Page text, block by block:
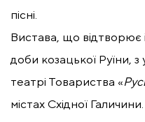
пісні.
Вистава, що відтворює
доби козацької Руїни,
театрі Товариства «
містах Східної